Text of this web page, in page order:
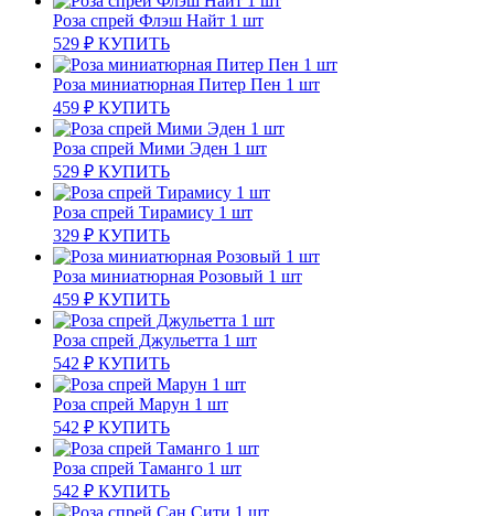
Роза спрей Флэш Найт 1 шт
529 ₽ КУПИТЬ
Роза миниатюрная Питер Пен 1 шт
459 ₽ КУПИТЬ
Роза спрей Мими Эден 1 шт
529 ₽ КУПИТЬ
Роза спрей Тирамису 1 шт
329 ₽ КУПИТЬ
Роза миниатюрная Розовый 1 шт
459 ₽ КУПИТЬ
Роза спрей Джульетта 1 шт
542 ₽ КУПИТЬ
Роза спрей Марун 1 шт
542 ₽ КУПИТЬ
Роза спрей Таманго 1 шт
542 ₽ КУПИТЬ